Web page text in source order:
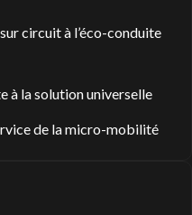
circuit à l’éco-conduite
à la solution universelle
de la micro-mobilité